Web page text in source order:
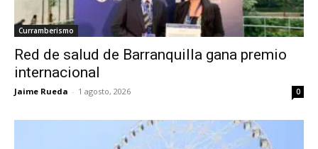
Curramberismo
Red de salud de Barranquilla gana premio
internacional
Jaime Rueda - 1 agosto, 2026 0